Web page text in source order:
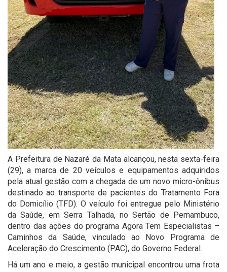
A Prefeitura de Nazaré da Mata alcançou, nesta sexta-feira
(29), a marca de 20 veículos e equipamentos adquiridos
pela atual gestão com a chegada de um novo micro-ônibus
destinado ao transporte de pacientes do Tratamento Fora
do Domicílio (TFD). O veículo foi entregue pelo Ministério
da Saúde, em Serra Talhada, no Sertão de Pernambuco,
dentro das ações do programa Agora Tem Especialistas –
Caminhos da Saúde, vinculado ao Novo Programa de
Aceleração do Crescimento (PAC), do Governo Federal.
Há um ano e meio, a gestão municipal encontrou uma frota